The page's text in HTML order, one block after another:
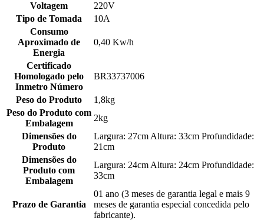
Voltagem
220V
Tipo de Tomada
10A
Consumo
Aproximado de
Energia
0,40 Kw/h
Certificado
Homologado pelo
Inmetro Número
BR33737006
Peso do Produto
1,8kg
Peso do Produto com
Embalagem
2kg
Dimensões do
Produto
Largura: 27cm Altura: 33cm Profundidade:
21cm
Dimensões do
Produto com
Embalagem
Largura: 24cm Altura: 24cm Profundidade:
33cm
Prazo de Garantia
01 ano (3 meses de garantia legal e mais 9
meses de garantia especial concedida pelo
fabricante).